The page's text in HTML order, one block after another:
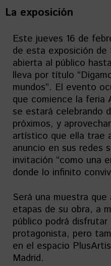
La exposición
Este jueves 16 de
de esta exposición de
abierta al público
lleva por título
mundos”. El evento
que comience la feria
se estará celebrando
próximos, y
artístico que ella trae
anuncio en sus redes
invitación “como una
donde lo infinito
Será una muestra
etapas de su obra, a
público podrá
protagonista, pero
en el espacio
Madrid.